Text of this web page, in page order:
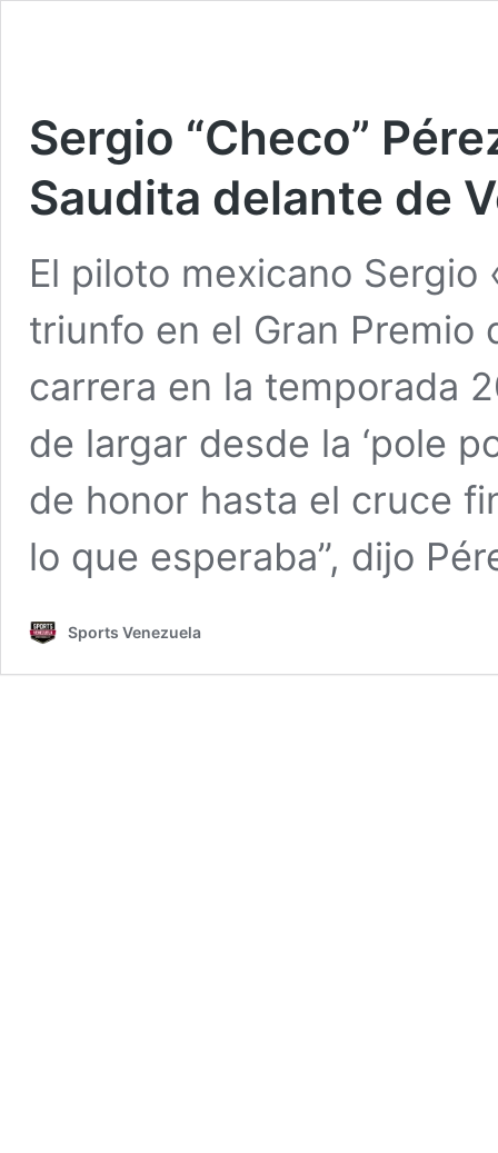
Sergio “Checo”
Saudita delante de
El piloto mexicano
triunfo en el Gran Premio
carrera en la temporada
de largar desde la ‘pole
de honor hasta el cruce
lo que esperaba”, dijo
Sports Venezuela